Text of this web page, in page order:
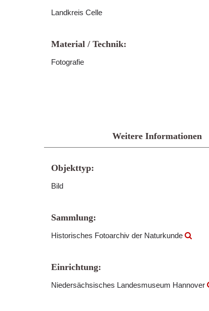
Landkreis Celle
Material / Technik:
Fotografie
Weitere Informationen
Objekttyp:
Bild
Sammlung:
Historisches Fotoarchiv der Naturkunde
Einrichtung:
Niedersächsisches Landesmuseum Hannover